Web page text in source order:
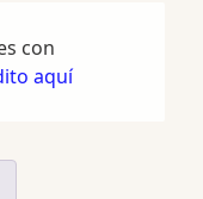
con
aquí